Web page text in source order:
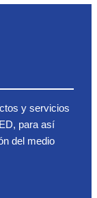
y servicios
para así
del medio